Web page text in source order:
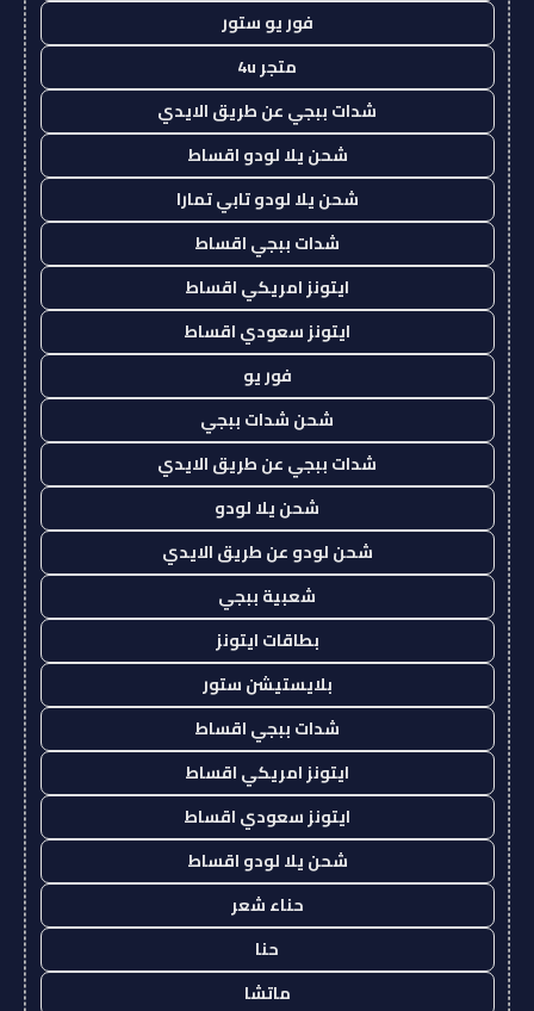
فور يو ستور
متجر 4u
شدات ببجي عن طريق الايدي
شحن يلا لودو اقساط
شحن يلا لودو تابي تمارا
شدات ببجي اقساط
ايتونز امريكي اقساط
ايتونز سعودي اقساط
فور يو
شحن شدات ببجي
شدات ببجي عن طريق الايدي
شحن يلا لودو
شحن لودو عن طريق الايدي
شعبية ببجي
بطاقات ايتونز
بلايستيشن ستور
شدات ببجي اقساط
ايتونز امريكي اقساط
ايتونز سعودي اقساط
شحن يلا لودو اقساط
حناء شعر
حنا
ماتشا